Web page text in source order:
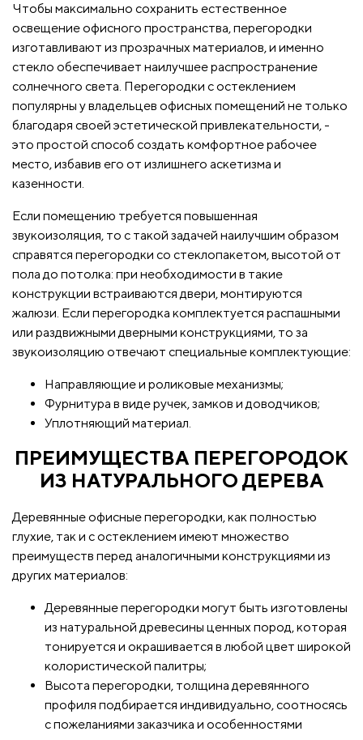
Чтобы максимально сохранить естественное
освещение офисного пространства, перегородки
изготавливают из прозрачных материалов, и именно
стекло обеспечивает наилучшее распространение
солнечного света. Перегородки с остеклением
популярны у владельцев офисных помещений не только
благодаря своей эстетической привлекательности, -
это простой способ создать комфортное рабочее
место, избавив его от излишнего аскетизма и
казенности.
Если помещению требуется повышенная
звукоизоляция, то с такой задачей наилучшим образом
справятся перегородки со стеклопакетом, высотой от
пола до потолка: при необходимости в такие
конструкции встраиваются двери, монтируются
жалюзи. Если перегородка комплектуется распашными
или раздвижными дверными конструкциями, то за
звукоизоляцию отвечают специальные комплектующие:
Направляющие и роликовые механизмы;
Фурнитура в виде ручек, замков и доводчиков;
Уплотняющий материал.
ПРЕИМУЩЕСТВА ПЕРЕГОРОДОК
ИЗ НАТУРАЛЬНОГО ДЕРЕВА
Деревянные офисные перегородки, как полностью
глухие, так и с остеклением имеют множество
преимуществ перед аналогичными конструкциями из
других материалов:
Деревянные перегородки могут быть изготовлены
из натуральной древесины ценных пород, которая
тонируется и окрашивается в любой цвет широкой
колористической палитры;
Высота перегородки, толщина деревянного
профиля подбирается индивидуально, соотносясь
с пожеланиями заказчика и особенностями